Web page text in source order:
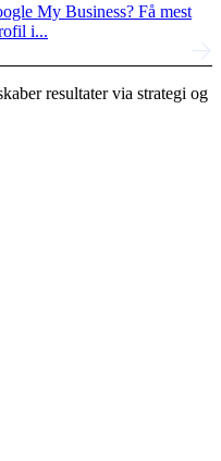
My Business? Få mest
i...
resultater via strategi og